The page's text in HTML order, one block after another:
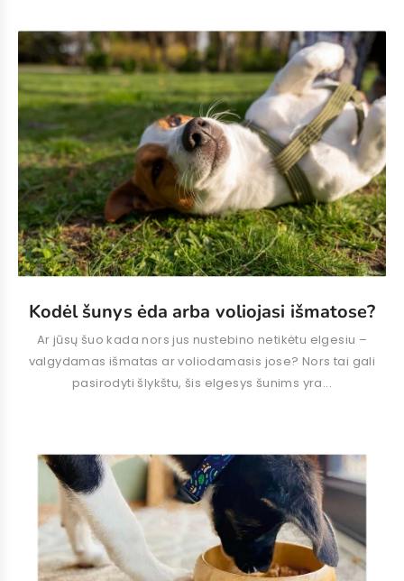
Kodėl šunys ėda arba voliojasi išmatose?
Ar jūsų šuo kada nors jus nustebino netikėtu elgesiu –
valgydamas išmatas ar voliodamasis jose? Nors tai gali
pasirodyti šlykštu, šis elgesys šunims yra...